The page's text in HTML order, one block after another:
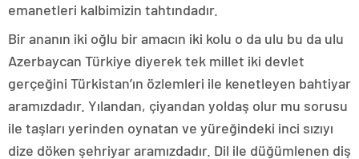
emanetleri kalbimizin tahtındadır.
Bir ananın iki oğlu bir amacın iki kolu o da ulu bu da ulu
Azerbaycan Türkiye diyerek tek millet iki devlet
gerçeğini Türkistan’ın özlemleri ile kenetleyen bahtiyar
aramızdadır. Yılandan, çiyandan yoldaş olur mu sorusu
ile taşları yerinden oynatan ve yüreğindeki inci sızıyı
dize döken şehriyar aramızdadır. Dil ile düğümlenen diş